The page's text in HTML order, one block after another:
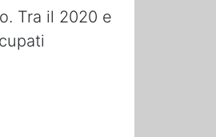
Tra il 2020 e